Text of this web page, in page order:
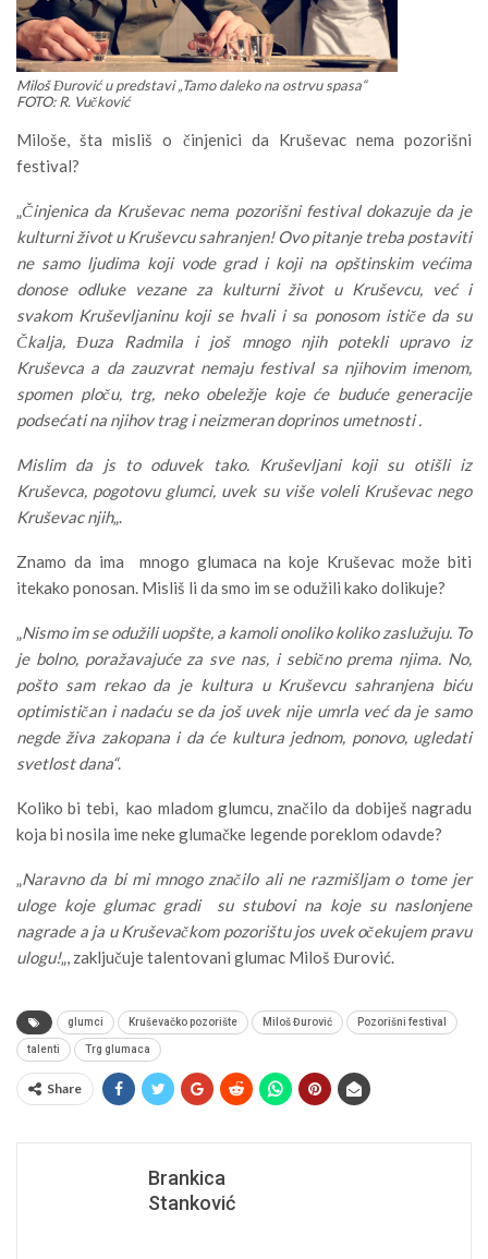
Miloš Đurović u predstavi „Tamo daleko na ostrvu spasa“
FOTO: R. Vučković
Miloše, šta misliš o činjenici da Kruševac nema pozorišni
festival?
Činjenica da Kruševac nema pozorišni festival dokazuje da je
kulturni život u Kruševcu sahranjen! Ovo pitanje treba postaviti
ne samo ljudima koji vode grad i koji na opštinskim većima
donose odluke vezane za kulturni život u Kruševcu, već i
svakom Kruševljaninu koji se hvali i sа ponosom ističe da su
Čkalja, Đuza Radmila i još mnogo njih potekli upravo iz
Kruševca a da zauzvrat nemaju festival sa njihovim imenom,
spomen ploču, trg, neko obeležje koje će buduće generacije
podsećati na njihov trag i neizmeran doprinos umetnosti .
Mislim da js to oduvek tako. Kruševljani koji su otišli iz
Kruševca, pogotovu glumci, uvek su više voleli Kruševac nego
Kruševac njih„.
Znamo da ima mnogo glumaca na koje Kruševac može biti
itekako ponosan. Misliš li da smo im se odužili kako dolikuje?
Nismo im se odužili uopšte, a kamoli onoliko koliko zaslužuju. To
je bolno, poražavajuće za sve nas, i sebično prema njima. No,
pošto sam rekao da je kultura u Kruševcu sahranjena biću
optimističan i nadaću se da još uvek nije umrla već da je samo
negde živa zakopana i da će kultura jednom, ponovo, ugledati
svetlost dana“.
Koliko bi tebi, kao mladom glumcu, značilo da dobiješ nagradu
koja bi nosila ime neke glumačke legende poreklom odavde?
Naravno da bi mi mnogo značilo ali ne razmišljam o tome jer
uloge koje glumac gradi su stubovi na koje su naslonjene
nagrade a ja u Kruševačkom pozorištu jos uvek očekujem pravu
ulogu!„, zaključuje talentovani glumac Miloš Đurović.
glumci Kruševačko pozorište Miloš Đurović Pozorišni festival
talenti Trg glumaca
Share
Brankica
Stanković